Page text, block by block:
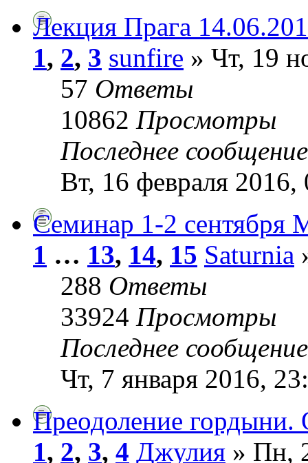
Лекция Прага
1, 2, 3 sunfire » Чт, 19
57 Ответы
10862 Просмотры
Последнее
Вт, 16 февраля 2016,
Семинар 1-2 сентября
1 … 13, 14, 15 Saturnia
288 Ответы
33924 Просмотры
Последнее
Чт, 7 января 2016,
Преодоление гордыни.
1, 2, 3, 4 Джулия » Пн,